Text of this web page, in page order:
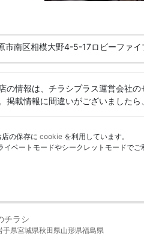
市南区相模大野4-5-17ロビーファイ
の情報は、チラシプラス運営会社
掲載情報に間違いがございましたら
の保存に cookie を利用しています。
イベートモードやシークレットモードで
チラシ
手県宮城県秋田県山形県福島県